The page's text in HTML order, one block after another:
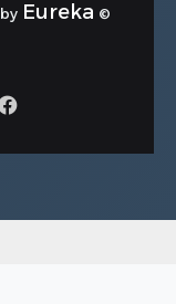
© Copyright 2026, detafour created by
Eureka